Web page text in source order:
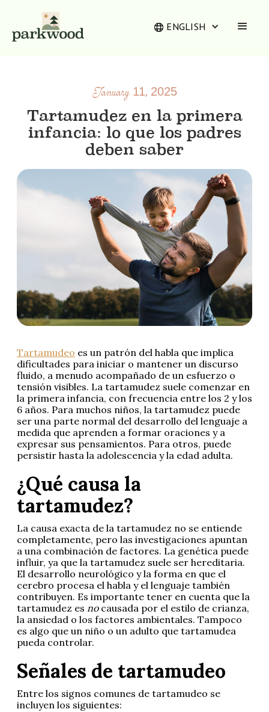
ENGLISH
January 11, 2025
Tartamudez en la primera
infancia: lo que los padres
deben saber
Tartamudeo es un patrón del habla que implica
dificultades para iniciar o mantener un discurso
fluido, a menudo acompañado de un esfuerzo o
tensión visibles. La tartamudez suele comenzar en
la primera infancia, con frecuencia entre los 2 y los
6 años. Para muchos niños, la tartamudez puede
ser una parte normal del desarrollo del lenguaje a
medida que aprenden a formar oraciones y a
expresar sus pensamientos. Para otros, puede
persistir hasta la adolescencia y la edad adulta.
¿Qué causa la
tartamudez?
La causa exacta de la tartamudez no se entiende
completamente, pero las investigaciones apuntan
a una combinación de factores. La genética puede
influir, ya que la tartamudez suele ser hereditaria.
El desarrollo neurológico y la forma en que el
cerebro procesa el habla y el lenguaje también
contribuyen. Es importante tener en cuenta que la
tartamudez es nocausada por el estilo de crianza,
la ansiedad o los factores ambientales. Tampoco
es algo que un niño o un adulto que tartamudea
pueda controlar.
Señales de tartamudeo
Entre los signos comunes de tartamudeo se
incluyen los siguientes: